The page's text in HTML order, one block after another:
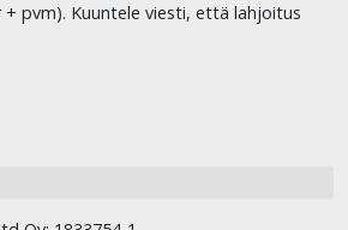
+ pvm). Kuuntele viesti, että lahjoitus